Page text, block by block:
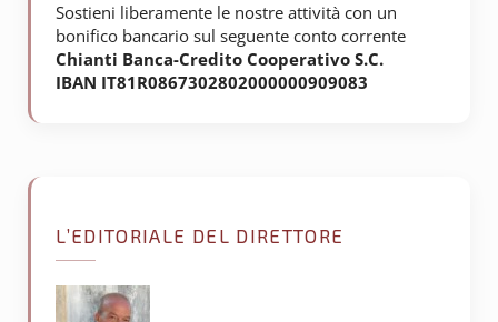
Sostieni liberamente le nostre attività con un
bonifico bancario sul seguente conto corrente
Chianti Banca-Credito Cooperativo S.C.
IBAN IT81R0867302802000000909083
L’EDITORIALE DEL DIRETTORE